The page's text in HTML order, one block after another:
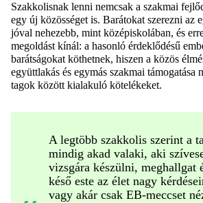
Szakkolisnak lenni nemcsak a szakmai
egy új közösséget is. Barátokat szerezni az
jóval nehezebb, mint középiskolában, és
megoldást kínál: a hasonló érdeklődésű
barátságokat köthetnek, hiszen a közös
együttlakás és egymás szakmai támogatása
tagok között kialakuló kötelékeket.
A legtöbb szakkolis szerint a
mindig akad valaki, aki
vizsgára készülni, meghallgat
késő este az élet nagy
vagy akár csak EB-meccset